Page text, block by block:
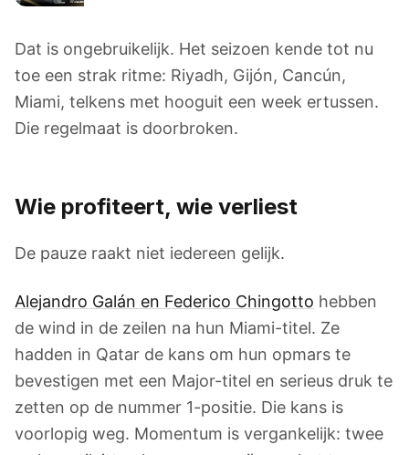
Dat is ongebruikelijk. Het seizoen kende tot nu
toe een strak ritme: Riyadh, Gijón, Cancún,
Miami, telkens met hooguit een week ertussen.
Die regelmaat is doorbroken.
Wie profiteert, wie verliest
De pauze raakt niet iedereen gelijk.
Alejandro Galán en Federico Chingotto hebben
de wind in de zeilen na hun Miami-titel. Ze
hadden in Qatar de kans om hun opmars te
bevestigen met een Major-titel en serieus druk te
zetten op de nummer 1-positie. Die kans is
voorlopig weg. Momentum is vergankelijk: twee